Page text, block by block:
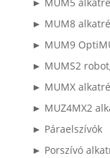
► MUM8
► MUM9
► MUMS2
► MUMX
► MUZ4MX2
► Páraelszívók
► Porszívó